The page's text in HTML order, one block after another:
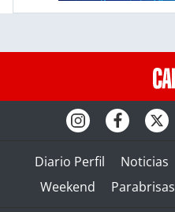
Diario Perfil Noticias
Weekend
Parabrisas